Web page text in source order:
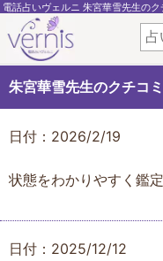
電話占いヴェルニ 朱宮華雪先生のク
朱宮華雪先生のクチコミ
日付：2026/2/19
状態をわかりやすく鑑
日付：2025/12/12